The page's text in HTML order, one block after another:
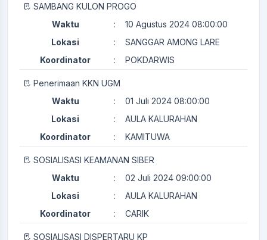
SAMBANG KULON PROGO
Waktu
:
10 Agustus 2024 08:00:00
Lokasi
:
SANGGAR AMONG LARE
Koordinator
: POKDARWIS
Penerimaan KKN UGM
Waktu
:
01 Juli 2024 08:00:00
Lokasi
:
AULA KALURAHAN
Koordinator
: KAMITUWA
SOSIALISASI KEAMANAN SIBER
Waktu
:
02 Juli 2024 09:00:00
Lokasi
:
AULA KALURAHAN
Koordinator
: CARIK
SOSIALISASI DISPERTARU KP